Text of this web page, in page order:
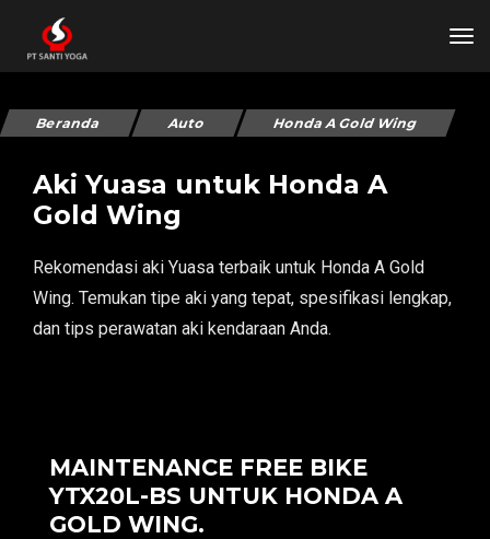
Beranda Auto Honda A Gold Wing
Aki Yuasa untuk Honda A
Gold Wing
Rekomendasi aki Yuasa terbaik untuk Honda A Gold
Wing. Temukan tipe aki yang tepat, spesifikasi lengkap,
dan tips perawatan aki kendaraan Anda.
MAINTENANCE FREE BIKE
YTX20L-BS UNTUK HONDA A
GOLD WING.